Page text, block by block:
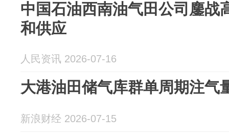
中国石油西南油气田公司鏖战
和供应
人民资讯 2026-07-16
大港油田储气库群单周期注
新浪财经 2026-07-15